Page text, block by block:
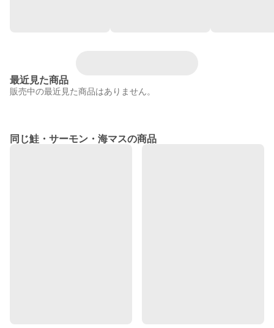
最近見た商品
販売中の最近見た商品はありません。
同じ鮭・サーモン・海マスの商品